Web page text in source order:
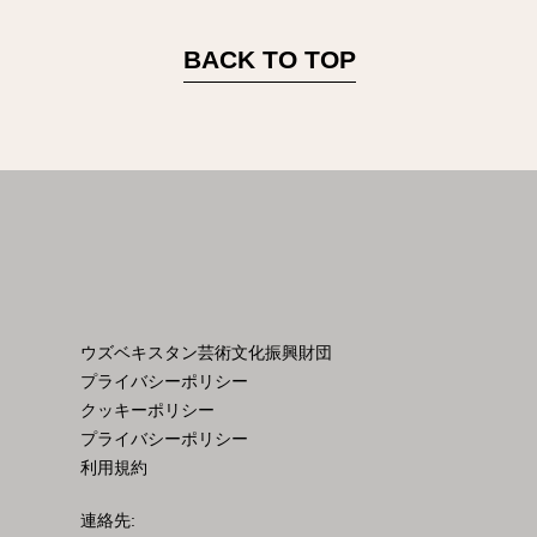
BACK TO TOP
ウズベキスタン芸術文化振興財団
プライバシーポリシー
クッキーポリシー
プライバシーポリシー
利用規約
連絡先: